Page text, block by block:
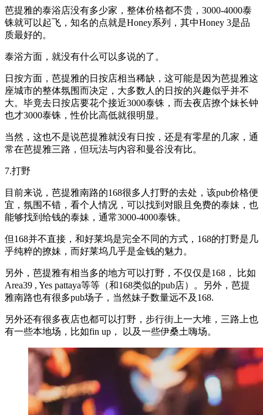
芭提雅的泰浴店没有多少家，整体价格都不贵，3000-4000泰
铢就可以起飞，知名的点就是Honey系列，其中Honey 3是品
质最好的。
泰浴方面，就没有什么可以多说的了。
日按方面，芭提雅的日按店相当稀缺，这可能是因为芭提雅这
座城市的整体氛围而决定，大多数人的日按的兴趣似乎并不
大。毕竟去日按店要花个接近3000泰铢，而去夜店撩个妹长钟
也才3000泰铢，性价比高低就很明显。
当然，这也不是说芭提雅就没有日按，还是有零星的几家，通
常在芭提雅三路，但玩法与内容和曼谷没有比。
7.打野
目前来说，芭提雅南路的168很多人打野的去处，该pub价格便
宜，氛围不错，看个人情况，可以找到对眼且免费的泰妹，也
能够找到给钱的泰妹，通常3000-4000泰铢。
但168并不直接，和好莱坞是完全不同的方式，168的打野是几
乎纯粹的撩妹，而好莱坞几乎是金钱的魅力。
另外，芭提雅有相当多的地方可以打野，不仅仅是168， 比如
Area39 , Yes pattaya等等（和168类似的pub店）。另外，芭提
雅南路也有很多pub场子，当然妹子数量远不及168.
另外还有很多夜店也都可以打野，步行街上一大堆，三路上也
有一些本地场，比如fin up， 以及一些伊桑土嗨场。